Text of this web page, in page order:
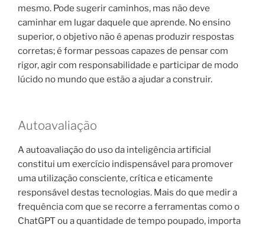
mesmo. Pode sugerir caminhos, mas não deve
caminhar em lugar daquele que aprende. No ensino
superior, o objetivo não é apenas produzir respostas
corretas; é formar pessoas capazes de pensar com
rigor, agir com responsabilidade e participar de modo
lúcido no mundo que estão a ajudar a construir.
Autoavaliação
A autoavaliação do uso da inteligência artificial
constitui um exercício indispensável para promover
uma utilização consciente, crítica e eticamente
responsável destas tecnologias. Mais do que medir a
frequência com que se recorre a ferramentas como o
ChatGPT ou a quantidade de tempo poupado, importa